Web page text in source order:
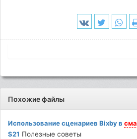
Похожие файлы
Использование сценариев Bixby в
S21 Полезные советы